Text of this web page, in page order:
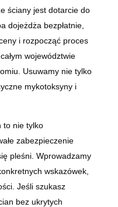
ściany jest dotarcie do
dojeżdża bezpłatnie,
i rozpocząć proces
województwie
Usuwamy nie tylko
mykotoksyny i
to nie tylko
zabezpieczenie
pleśni. Wprowadzamy
wskazówek,
Jeśli szukasz
bez ukrytych